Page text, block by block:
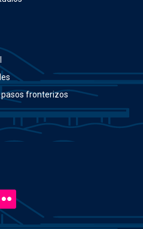
pasos fronterizos